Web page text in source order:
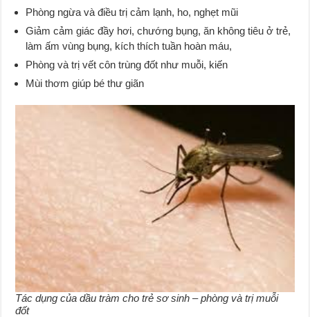
Phòng ngừa và điều trị cảm lạnh, ho, nghẹt mũi
Giảm cảm giác đầy hơi, chướng bụng, ăn không tiêu ở trẻ,
làm ấm vùng bụng, kích thích tuần hoàn máu,
Phòng và trị vết côn trùng đốt như muỗi, kiến
Mùi thơm giúp bé thư giãn
Tác dụng của dầu tràm cho trẻ sơ sinh – phòng và trị muỗi
đốt